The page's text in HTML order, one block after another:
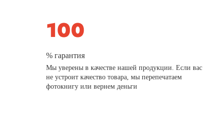
% гарантия
Мы уверены в качестве нашей продукции. Если вас
не устроит качество товара, мы перепечатаем
фотокнигу или вернем деньги